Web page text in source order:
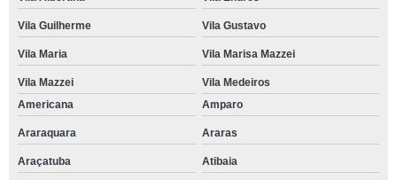
Vila Guilherme Vila Gustavo
Vila Maria Vila Marisa Mazzei
Vila Mazzei
Vila Medeiros
Americana
Amparo
Araraquara Araras
Araçatuba Atibaia